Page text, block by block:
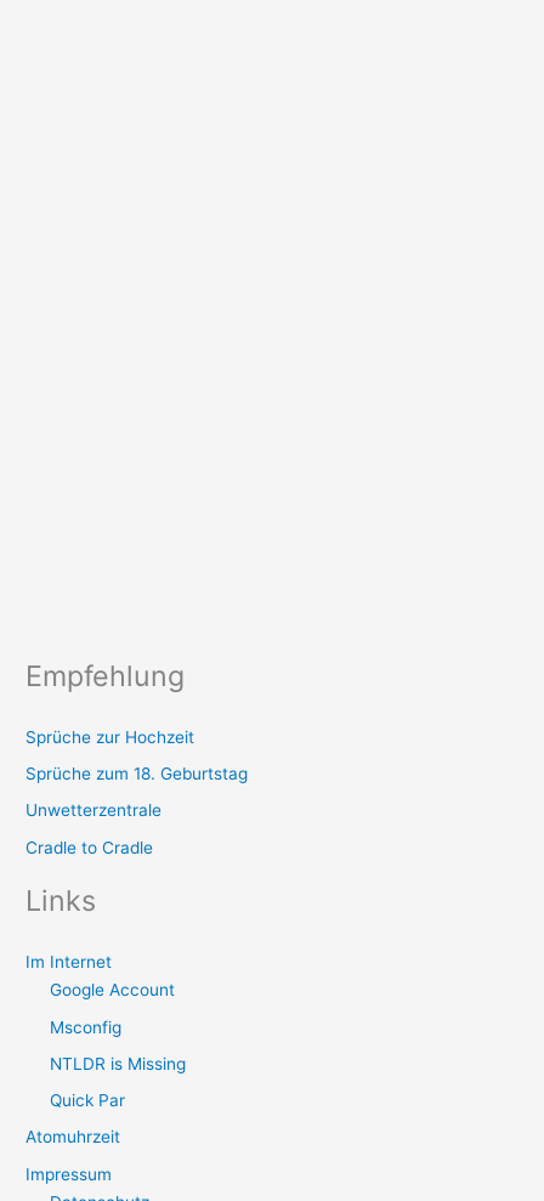
Empfehlung
Sprüche zur Hochzeit
Sprüche zum 18. Geburtstag
Unwetterzentrale
Cradle to Cradle
Links
Im Internet
Google Account
Msconfig
NTLDR is Missing
Quick Par
Atomuhrzeit
Impressum